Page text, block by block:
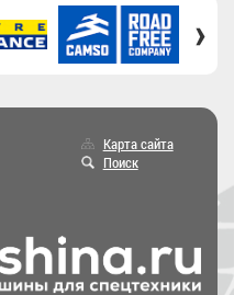
›
Карта сайта
Поиск